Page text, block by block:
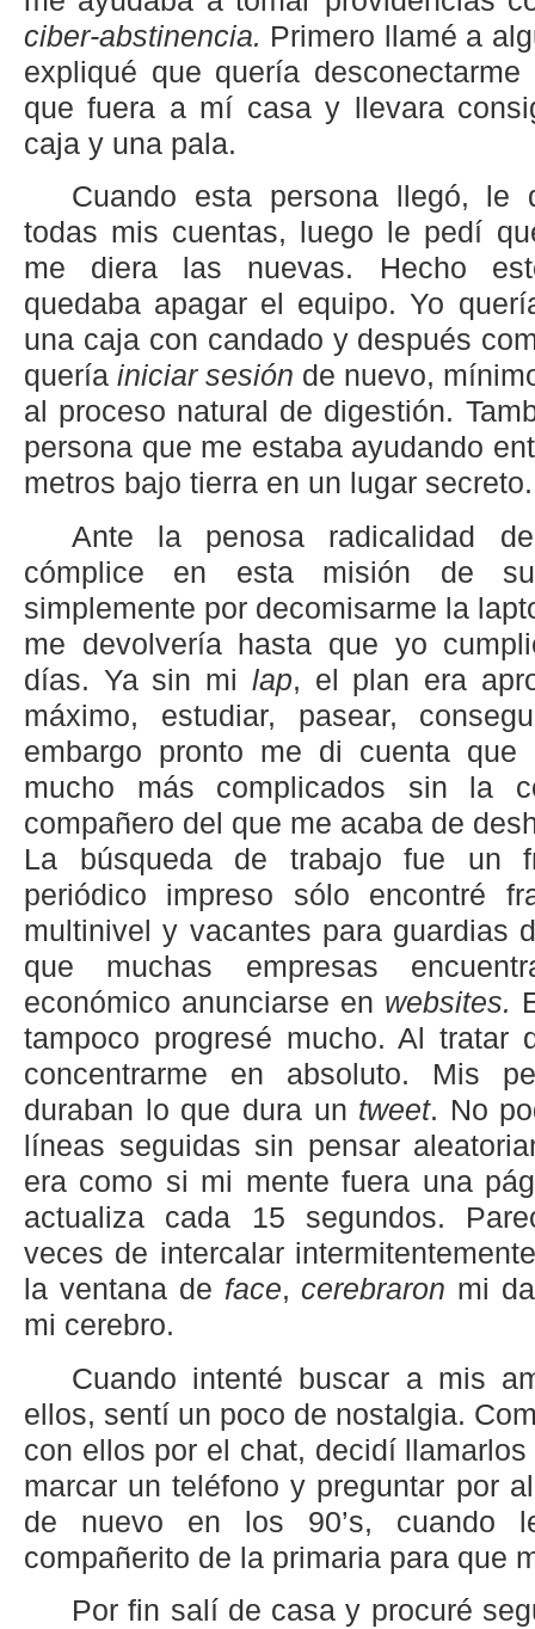
ciber-abstinencia. Primero llamé a
expliqué que quería
que fuera a mí casa y llevara
caja y una pala.
Cuando esta persona llegó, le
todas mis cuentas, luego le pedí
me diera las nuevas. Hecho
quedaba apagar el equipo. Yo
una caja con candado y después
quería iniciar sesión de nuevo,
al proceso natural de digestión.
persona que me estaba ayudando
metros bajo tierra en un lugar secreto.
Ante la penosa radicalidad
cómplice en esta misión de
simplemente por decomisarme la
me devolvería hasta que yo
días. Ya sin mi lap, el plan era
máximo, estudiar, pasear,
embargo pronto me di cuenta que
mucho más complicados sin la
compañero del que me acaba de
La búsqueda de trabajo fue un
periódico impreso sólo encontré
multinivel y vacantes para guardias
que muchas empresas
económico anunciarse en websites.
tampoco progresé mucho. Al tratar
concentrarme en absoluto. Mis
duraban lo que dura un tweet. No
líneas seguidas sin pensar
era como si mi mente fuera una
actualiza cada 15 segundos.
veces de intercalar
la ventana de face,cerebraron mi
mi cerebro.
Cuando intenté buscar a mis
ellos, sentí un poco de nostalgia.
con ellos por el chat, decidí
marcar un teléfono y preguntar por
de nuevo en los 90’s, cuando
compañerito de la primaria para que
Por fin salí de casa y procuré